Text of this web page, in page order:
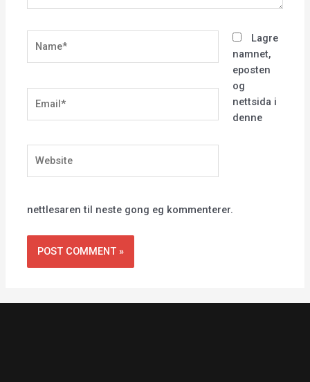
Lagre
namnet,
eposten
og
nettsida i
denne
nettlesaren til neste gong eg kommenterer.